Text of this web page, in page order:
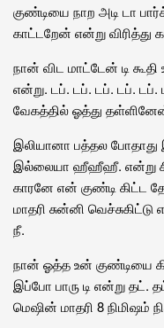
குண்டியை நாற அடி டா
காட்டறேன் என்று விரித்து
நான் விட மாட்டேன் டி
என்று. டப். டப். டப். டப்.
வேகத்தில் ஓத்து
இலியானா பத்தல போதாது
இல்லையா ஹீஹீஹீ. என்று
காரனே என் குண்டி கிட்ட
மாதரி சுன்னி
நீ.
நான் ஓத்த உன் குண்டியை
இப்போ பாரு டி என்று தட்.
மெஷின் மாதரி 8 நிமிஷம்